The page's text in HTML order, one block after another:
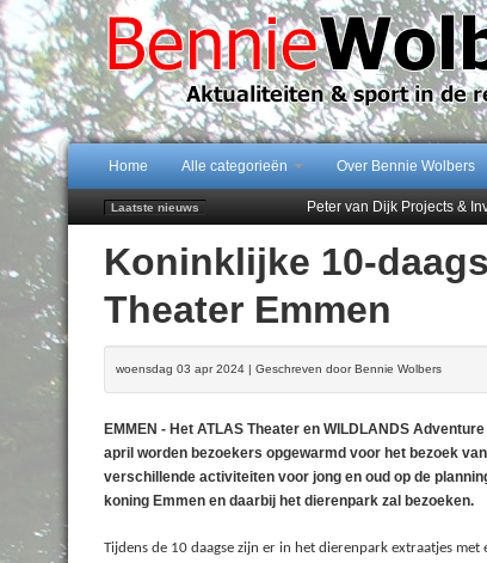
Home Alle categorieën Over Bennie Wolbers
Laatste nieuws
Peter van Dijk Projects &
102 kaarsen voor eeuwling
Emmen wint op Open
Treffer van Quispel bezorgt
Koninklijke 10-
Theater Emmen
woensdag 03 apr 2024 | Geschreven door Bennie Wolbers
EMMEN - Het ATLAS Theater en WILDLANDS
april worden bezoekers opgewarmd voor het bezoek
verschillende activiteiten voor jong en oud op de
koning Emmen en daarbij het dierenpark zal bezoeken.
Tijdens de 10 daagse zijn er in het dierenpark extraatjes